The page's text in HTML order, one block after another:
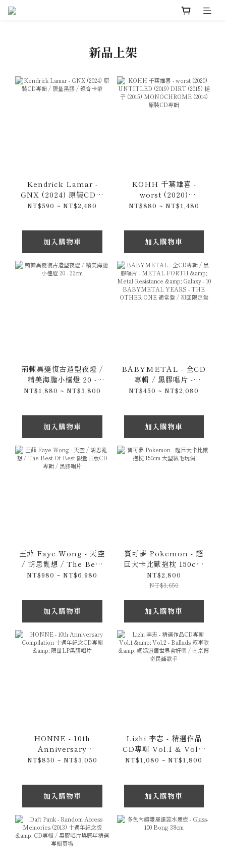
新品上架
Kendrick Lamar -
GNX (2024) 原裝CD專
輯 / 限量黑膠 / 錄音卡帶
NT$590 ~ NT$2,480
加入購物車
KOHH 千葉雄喜 -
worst (2020)
UNTITLED (2019)
MONOCHROME
(2014) 原裝CD專輯
NT$880 ~ NT$1,480
加入購物車
荊棘異變復古造型夜燈 /
精美海膽小檯燈 20 -
22cm
NT$1,880 ~ NT$3,800
加入購物車
BABYMETAL - 全CD
專輯 / 黑膠唱片 -
METAL FORTH &
BABYMETAL
YEARS - THE
初回限定盤
NT$450 ~ NT$2,080
加入購物車
王菲 Faye Wong - 天空
/ 胡思亂想 / The Best
Of Best 限量日版CD專
NT$980 ~ NT$6,980
加入購物車
寶可夢 Pokemon - 超
巨大卡比獸抱枕 150cm
大型絨毛玩偶
NT$2,800
NT$3,650
加入購物車
HONNE - 10th
Anniversary
Compilation 十週年紀
NT$850 ~ NT$3,050
加入購物車
Lizhi 李志 - 精選作品
CD專輯 Vol.1 & Vol.2
- Ballads 叙事歌 & 媽
NT$1,080 ~ NT$1,800
加入購物車